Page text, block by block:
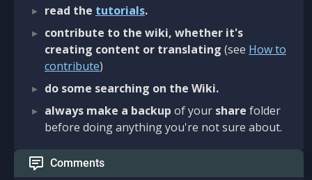
read the tutorials.
contribute to the wiki, whether it's
creating content or translating (see How to
contribute)
do some searching on the Wiki.
always make a backup of your share folder
before doing anything you're not sure about.
Comments